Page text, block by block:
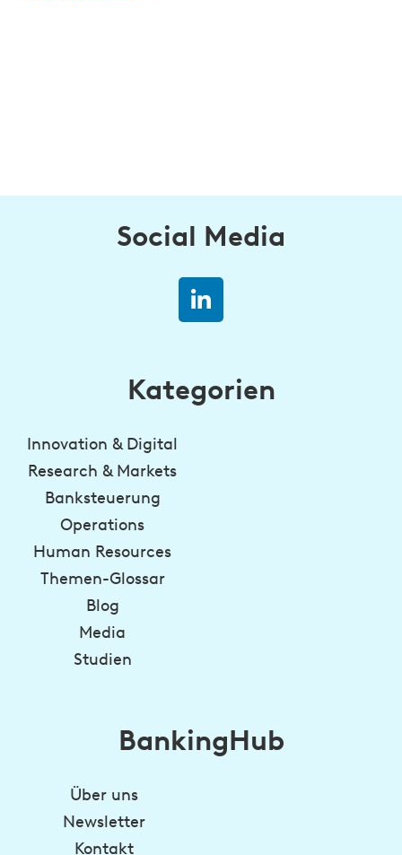
Social Media
Kategorien
Innovation & Digital
Research & Markets
Banksteuerung
Operations
Human Resources
Themen-Glossar
Blog
Media
Studien
BankingHub
Über uns
Newsletter
Kontakt